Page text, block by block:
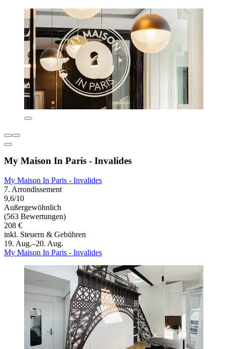
My Maison In Paris - Invalides
My Maison In Paris - Invalides
7. Arrondissement
9,6/10
Außergewöhnlich
(563 Bewertungen)
208 €
inkl. Steuern & Gebühren
19. Aug.–20. Aug.
My Maison In Paris - Invalides